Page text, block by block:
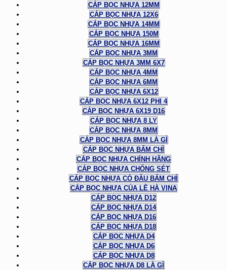
CÁP BỌC NHỰA 12MM
CÁP BỌC NHỰA 12X6
CÁP BỌC NHỰA 14MM
CÁP BỌC NHỰA 150M
CÁP BỌC NHỰA 16MM
CÁP BỌC NHỰA 3MM
CÁP BỌC NHỰA 3MM 6X7
CÁP BỌC NHỰA 4MM
CÁP BỌC NHỰA 6MM
CÁP BỌC NHỰA 6X12
CÁP BỌC NHỰA 6X12 PHI 4
CÁP BỌC NHỰA 6X19 D16
CÁP BỌC NHỰA 8 LY
CÁP BỌC NHỰA 8MM
CÁP BỌC NHỰA 8MM LÀ GÌ
CÁP BỌC NHỰA BẤM CHÌ
CÁP BỌC NHỰA CHÍNH HÃNG
CÁP BỌC NHỰA CHỐNG SÉT
CÁP BỌC NHỰA CÓ ĐẦU BẤM CHÌ
CÁP BỌC NHỰA CỦA LÊ HÀ VINA
CÁP BỌC NHỰA D12
CÁP BỌC NHỰA D14
CÁP BỌC NHỰA D16
CÁP BỌC NHỰA D18
CÁP BỌC NHỰA D4
CÁP BỌC NHỰA D6
CÁP BỌC NHỰA D8
CÁP BỌC NHỰA D8 LÀ GÌ